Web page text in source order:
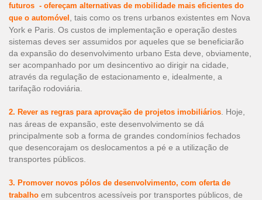
futuros - ofereçam alternativas de mobilidade mais eficientes do
que o automóvel
, tais como os trens urbanos existentes em Nova
York e Paris. Os custos de implementação e operação destes
sistemas deves ser assumidos por aqueles que se beneficiarão
da expansão do desenvolvimento urbano Esta deve, obviamente,
ser acompanhado por um desincentivo ao dirigir na cidade,
através da regulação de estacionamento e, idealmente, a
tarifação rodoviária.
2. Rever as regras para aprovação de projetos imobiliários . Hoje,
nas áreas de expansão, este desenvolvimento se dá
principalmente sob a forma de grandes condomínios fechados
que desencorajam os deslocamentos a pé e a utilização de
transportes públicos.
3. Promover novos pólos de desenvolvimento, com oferta de
trabalho em subcentros acessíveis por transportes públicos, de